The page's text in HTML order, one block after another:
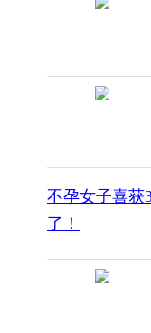
不孕女子喜获
了！